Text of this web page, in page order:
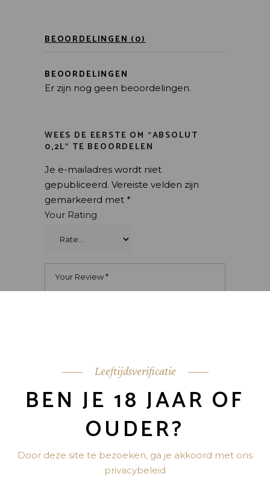
Leeftijdsverificatie
BEN JE 18 JAAR OF
OUDER?
Door deze site te bezoeken, ga je akkoord met ons
privacybeleid
BEOORDELINGEN (0)
BEOORDELINGEN
Er zijn nog geen beoordelingen.
WEES DE EERSTE OM “ABSOLUT
0,2L” TE BEOORDELEN
Je e-mailadres wordt niet
gepubliceerd. Vereiste velden zijn
gemarkeerd met *
Your Rating